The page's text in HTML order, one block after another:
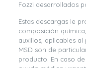
Fozzi desarrollados
Estas descargas le
composición
auxilios, aplicables
MSD son de
producto. En caso